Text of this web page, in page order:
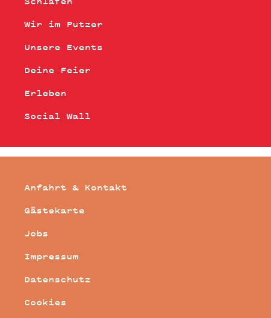
Wir im Putzer
Unsere Events
Deine Feier
Erleben
Social Wall
Anfahrt & Kontakt
Gästekarte
Jobs
Impressum
Datenschutz
Cookies